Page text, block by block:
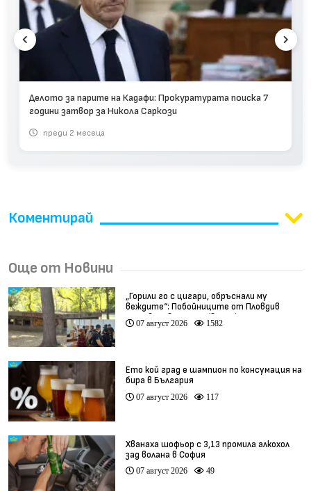
Делото за парите на Кадафи: Прокуратурата поиска 7
години затвор за Никола Саркози
преди 2 месеца
Коментирай
Още от Новини
„Горили го с цигари, обръснали му
веждите“: Побойниците от Пловдив
остават в ареста (видео)
07 август 2026 1582
Ето кой град е шампион по консумация на
бира в България
07 август 2026 117
Хванаха шофьор с 3,13 промила алкохол
зад волана в София
07 август 2026 49